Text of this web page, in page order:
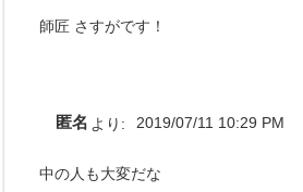
師匠 さすがです！
匿名 より: 2019/07/11 10:29 PM
中の人も大変だな